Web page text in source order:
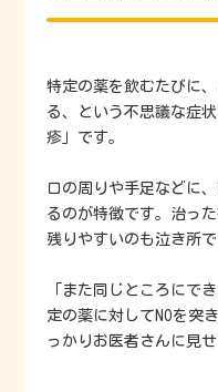
特定の薬を飲むたびに
る、という不思議な症
疹」です。
口の周りや手足などに
るのが特徴です。治っ
残りやすいのも泣き所で
「また同じところにで
定の薬に対してNOを突
っかりお医者さんに見せ